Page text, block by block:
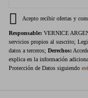
Acepto recibir ofertas y
Responsable: VERNICE
servicios propios al suscrito;
datos a terceros; Derechos:
explica en la información
Protección de Datos siguiendo